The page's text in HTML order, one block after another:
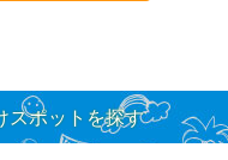
スポットを探す